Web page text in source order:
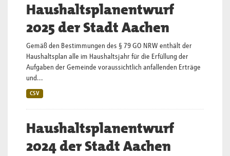
Haushaltsplanentwurf
2025 der Stadt Aachen
Gemäß den Bestimmungen des § 79 GO NRW enthält der
Haushaltsplan alle im Haushaltsjahr für die Erfüllung der
Aufgaben der Gemeinde voraussichtlich anfallenden Erträge
und...
CSV
Haushaltsplanentwurf
2024 der Stadt Aachen